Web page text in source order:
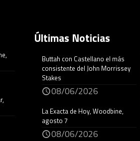
Últimas Noticias
Buttah con Castellano el más
consistente del John Morrissey
Stakes
08/06/2026
La Exacta de Hoy, Woodbine,
agosto 7
08/06/2026